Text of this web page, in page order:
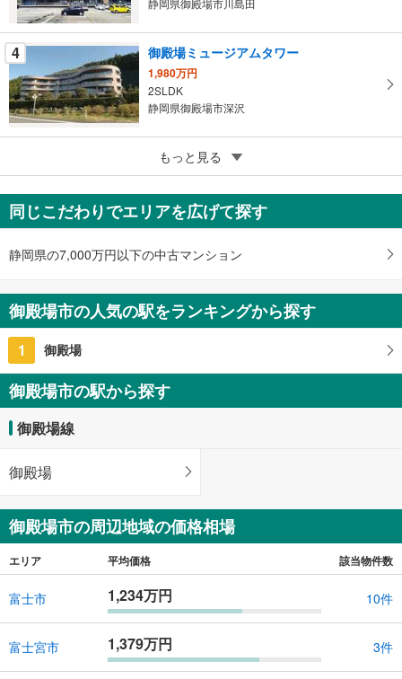
保
存
す
る
4 御殿場ミュージアムタワー
1,980万円
2SLDK
静岡県御殿場市深沢
ファミール・ヴィラ御殿場
1,280万円
1LDK
静岡県御殿場市東田中
もっと見る
同じこだわりでエリアを広げて探す
静岡県の7,000万円以下の中古マンション
御殿場市の人気の駅をランキングから探す
1 御殿場
御殿場市の駅から探す
御殿場線
御殿場
御殿場市の周辺地域の価格相場
エリア 平均価格 該当物件数
富士市 1,234万円 10件
富士宮市 1,379万円 3件